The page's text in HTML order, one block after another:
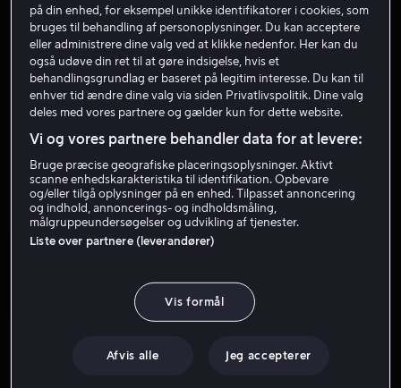
Louis Cunningham
på din enhed, for eksempel unikke identifikatorer i cookies, som
bruges til behandling af personoplysninger. Du kan acceptere
eller administrere dine valg ved at klikke nedenfor. Her kan du
også udøve din ret til at gøre indsigelse, hvis et
behandlingsgrundlag er baseret på legitim interesse. Du kan til
enhver tid ændre dine valg via siden Privatlivspolitik. Dine valg
deles med vores partnere og gælder kun for dette website.
Vi og vores partnere behandler data for at levere:
Bruge præcise geografiske placeringsoplysninger. Aktivt
scanne enhedskarakteristika til identifikation. Opbevare
og/eller tilgå oplysninger på en enhed. Tilpasset annoncering
og indhold, annoncerings- og indholdsmåling,
målgruppeundersøgelser og udvikling af tjenester.
Liste over partnere (leverandører)
Vis formål
Afvis alle Jeg accepterer